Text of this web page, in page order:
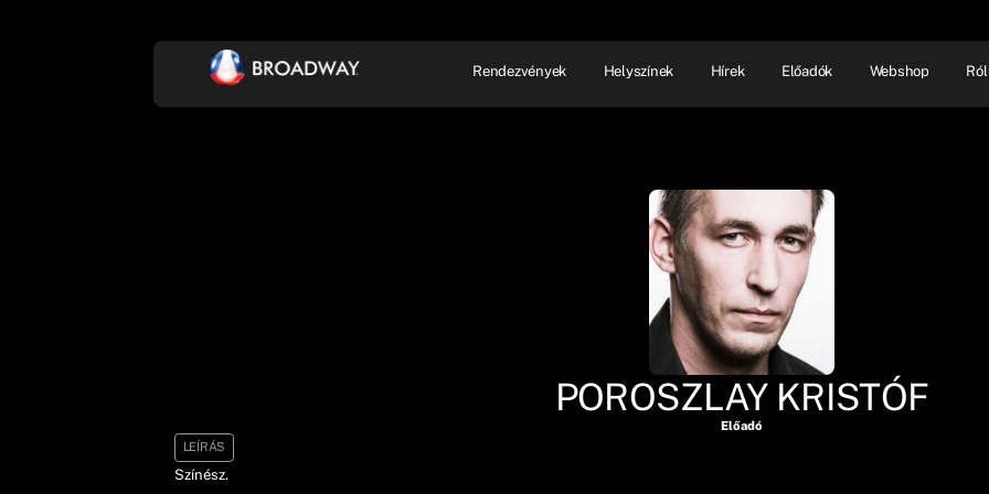
Rendezvények Helyszínek Hírek Előadók Webshop
POROSZLAY KRISTÓF
Előadó
LEÍRÁS
Színész.